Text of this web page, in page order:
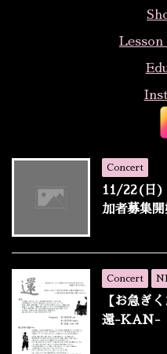
Lesson
Concert
11/22(日)
加者募集
Concert
【お急
還-KAN-